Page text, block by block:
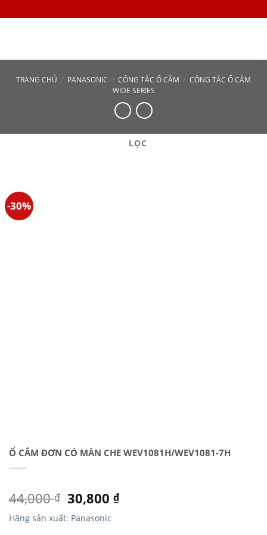
to
TRANG CHỦ / PANASONIC / CÔNG TẮC Ổ CẮM / CÔNG TẮC Ổ CẮM
WIDE SERIES
LỌC
-30%
Ổ CẮM ĐƠN CÓ MÀN CHE WEV1081H/WEV1081-7H
44,000₫ 30,800₫
Hãng sản xuất: Panasonic